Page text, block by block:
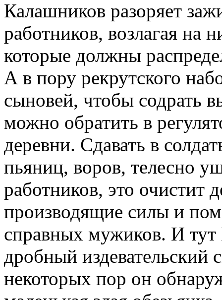
Калашников разоряет
работников, возлагая на
которые должны
А в пору рекрутского
сыновей, чтобы содрать
можно обратить в
деревни. Сдавать в
пьяниц, воров, телесно
работников, это очистит
производящие силы и
справных мужиков. И
дробный
некоторых пор он